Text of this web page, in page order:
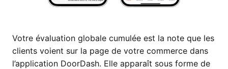
Votre évaluation globale cumulée est la note que les
clients voient sur la page de votre commerce dans
l’application DoorDash. Elle apparaît sous forme de